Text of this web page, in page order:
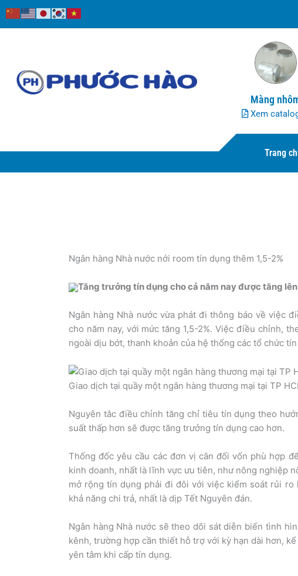
Nhảy
tới
Màng
Xem
Trang
Ngân hàng Nhà nước nới room tín dụng thêm 1,5-2%
Tăng trưởng tín dụng cho cả năm nay được tăng
Ngân hàng Nhà nước vừa phát đi thông báo về việc
cho năm nay, với mức tăng 1,5-2%. Việc điều chỉnh,
ngoài dịu bớt, thanh khoản của hệ thống các tổ chức
Giao dịch tại quầy một ngân hàng thương mại tại TP
Nguyên tắc điều chỉnh tăng chỉ tiêu tín dụng theo
suất thấp hơn sẽ được tăng trưởng tín dụng cao hơn.
Thống đốc yêu cầu các đơn vị cân đối vốn phù hợp
kinh doanh, nhất là lĩnh vực ưu tiên, như nông nghiệp
mở rộng tín dụng phải đi đôi với việc kiểm soát rủi ro
khả năng chi trả, nhất là dịp Tết Nguyên đán.
Ngân hàng Nhà nước sẽ theo dõi sát diễn biến tình
kênh, trường hợp cần thiết hỗ trợ với kỳ hạn dài hơn,
yên tâm khi cấp tín dụng.